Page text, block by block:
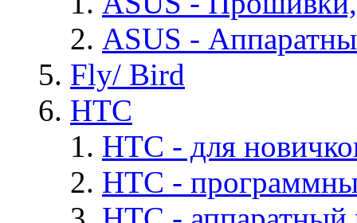
ASUS -
Fly/ Bird
HTC
HTC - для
HTC -